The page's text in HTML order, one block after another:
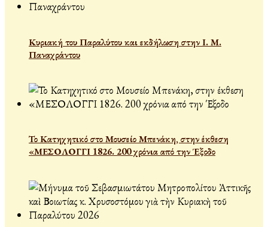
Κυριακή του Παραλύτου και εκδήλωση στην Ι. Μ.
Παναχράντου
Το Κατηχητικό στο Μουσείο Μπενάκη, στην έκθεση
«ΜΕΣΟΛΟΓΓΙ 1826. 200 χρόνια από την Έξοδο